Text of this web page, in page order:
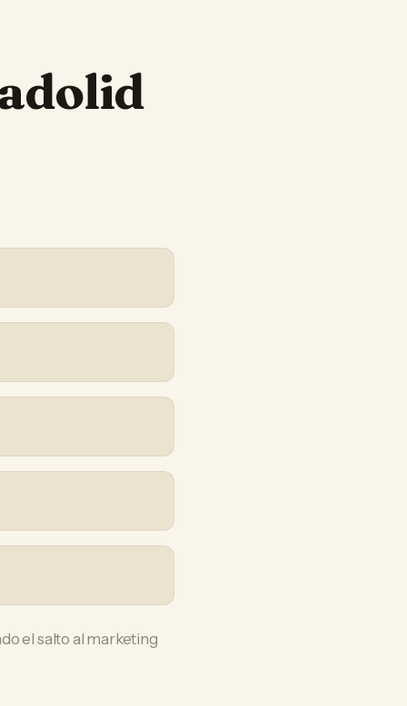
el salto al marketing